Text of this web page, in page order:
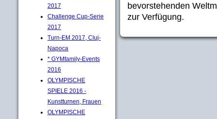
2017
Challenge Cup-Serie
2017
Turn-EM 2017, Cluj-
Napoca
* GYMfamily-Events
2016
OLYMPISCHE
SPIELE 2016 -
Kunstturnen, Frauen
OLYMPISCHE
bevorstehenden
zur Verfügung.